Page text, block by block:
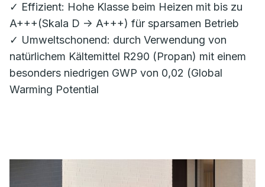
✓ Effizient: Hohe Klasse beim Heizen mit bis zu
A+++(Skala D -> A+++) für sparsamen Betrieb
✓ Umweltschonend: durch Verwendung von
natürlichem Kältemittel R290 (Propan) mit einem
besonders niedrigen GWP von 0,02 (Global
Warming Potential